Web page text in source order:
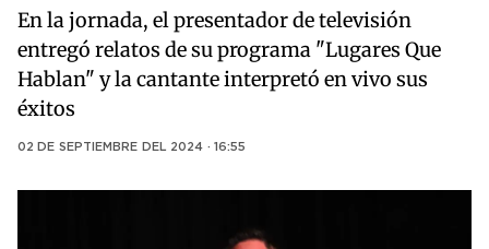
En la jornada, el presentador de televisión
entregó relatos de su programa "Lugares Que
Hablan" y la cantante interpretó en vivo sus
éxitos
02 DE SEPTIEMBRE DEL 2024 · 16:55